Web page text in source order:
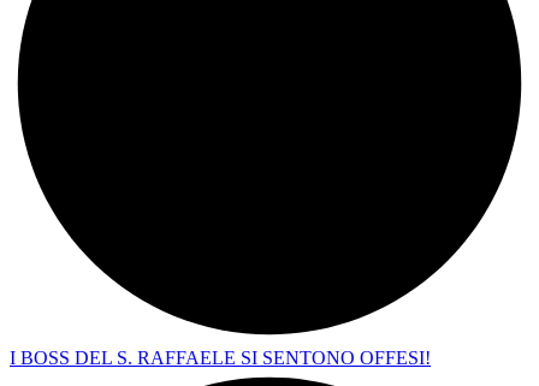
I BOSS DEL S. RAFFAELE SI SENTONO OFFESI!